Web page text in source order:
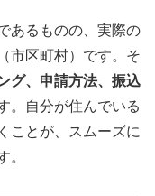
あるものの、実際の
市区町村）です。そ
グ、申請方法、振込
。自分が住んでいる
ことが、スムーズに
。